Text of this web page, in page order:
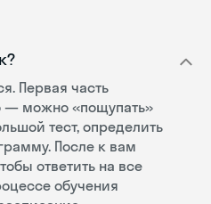
Первая часть
— можно «пощупать»
тест, определить
После к вам
ответить на все
обучения